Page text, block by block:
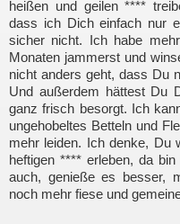
heißen und geilen ****
dass ich Dich einfach nur
sicher nicht. Ich habe
Monaten jammerst und
nicht anders geht, dass Du
Und außerdem hättest Du
ganz frisch besorgt. Ich
ungehobeltes Betteln und
mehr leiden. Ich denke, Du
heftigen **** erleben, da
auch, genieße es besser,
noch mehr fiese und